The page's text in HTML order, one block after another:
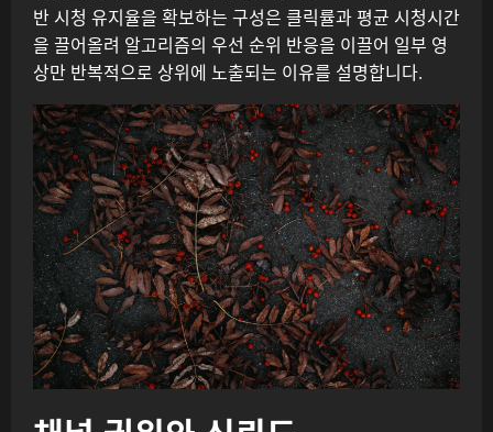
반 시청 유지율을 확보하는 구성은 클릭률과 평균 시청시간
을 끌어올려 알고리즘의 우선 순위 반응을 이끌어 일부 영
상만 반복적으로 상위에 노출되는 이유를 설명합니다.